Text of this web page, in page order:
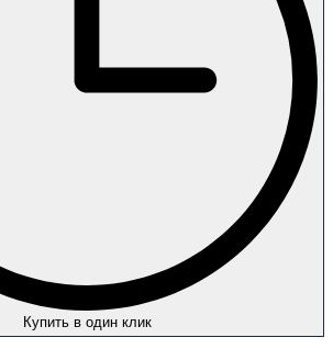
Купить в один клик